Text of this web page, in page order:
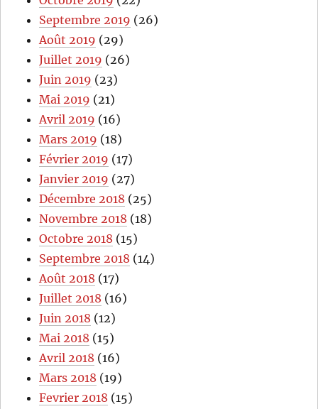
Septembre 2019 (26)
Août 2019 (29)
Juillet 2019 (26)
Juin 2019 (23)
Mai 2019 (21)
Avril 2019 (16)
Mars 2019 (18)
Février 2019 (17)
Janvier 2019 (27)
Décembre 2018 (25)
Novembre 2018 (18)
Octobre 2018 (15)
Septembre 2018 (14)
Août 2018 (17)
Juillet 2018 (16)
Juin 2018 (12)
Mai 2018 (15)
Avril 2018 (16)
Mars 2018 (19)
Fevrier 2018 (15)